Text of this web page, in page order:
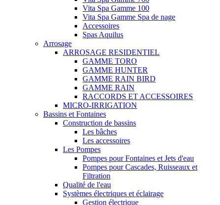
Vita Spa Gamme 100
Vita Spa Gamme Spa de nage
Accessoires
Spas Aquilus
Arrosage
ARROSAGE RESIDENTIEL
GAMME TORO
GAMME HUNTER
GAMME RAIN BIRD
GAMME RAIN
RACCORDS ET ACCESSOIRES
MICRO-IRRIGATION
Bassins et Fontaines
Construction de bassins
Les bâches
Les accessoires
Les Pompes
Pompes pour Fontaines et Jets d'eau
Pompes pour Cascades, Ruisseaux et
Filtration
Qualité de l'eau
Systèmes électriques et éclairage
Gestion électrique